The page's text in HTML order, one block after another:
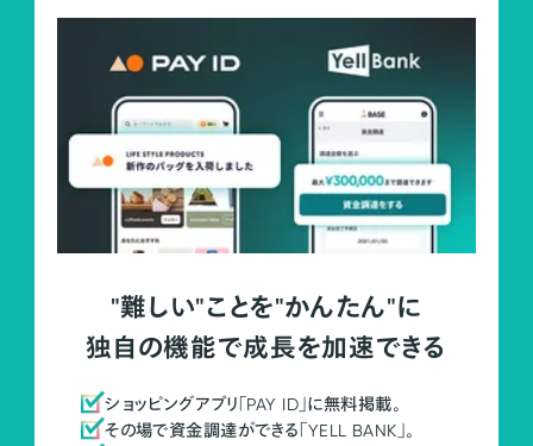
"難しい"ことを"かんたん"に
独自の機能で成長を加速できる
ショッピングアプリ「PAY ID」に無料掲載。
その場で資金調達ができる「YELL BANK」。